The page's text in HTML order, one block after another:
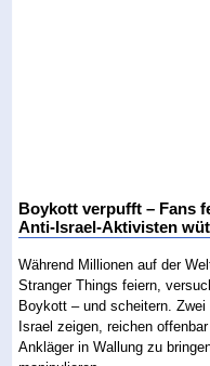
Boykott verpufft – Fans
Anti-Israel-Aktivisten
Während Millionen auf der
Stranger Things feiern,
Boykott – und scheitern.
Israel zeigen, reichen
Ankläger in Wallung zu